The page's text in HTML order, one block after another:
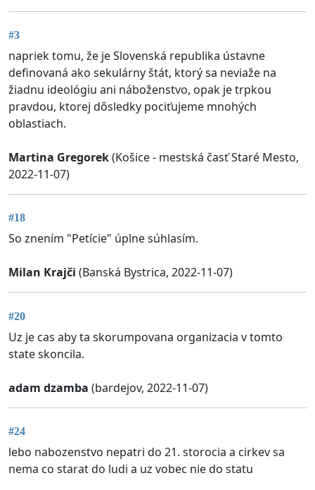
#3
napriek tomu, že je Slovenská republika ústavne
definovaná ako sekulárny štát, ktorý sa neviaže na
žiadnu ideológiu ani náboženstvo, opak je trpkou
pravdou, ktorej dôsledky pociťujeme mnohých
oblastiach.
Martina Gregorek(Košice - mestská časť Staré Mesto,
2022-11-07)
#18
So znením "Petície" úplne súhlasím.
Milan Krajči (Banská Bystrica, 2022-11-07)
#20
Uz je cas aby ta skorumpovana organizacia v tomto
state skoncila.
adam dzamba (bardejov, 2022-11-07)
#24
lebo nabozenstvo nepatri do 21. storocia a cirkev sa
nema co starat do ludi a uz vobec nie do statu